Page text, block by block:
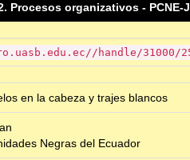
Procesos organizativos - PCNE-
handle/31000/
en la cabeza y trajes blancos
Negras del Ecuador